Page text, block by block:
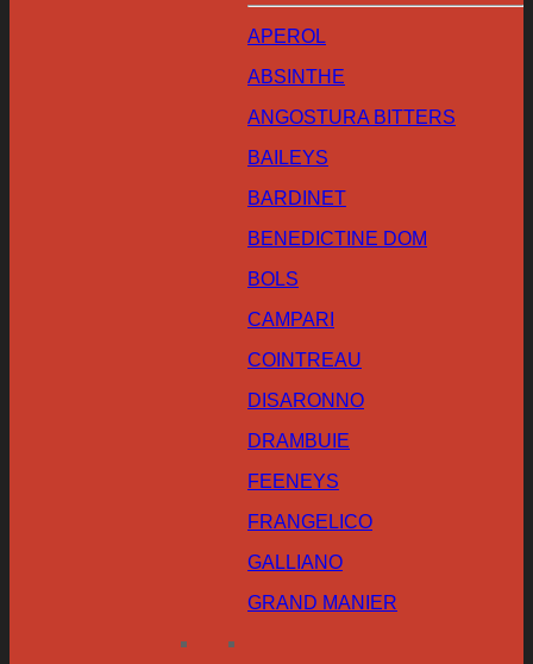
APEROL
ABSINTHE
ANGOSTURA BITTERS
BAILEYS
BARDINET
BENEDICTINE DOM
BOLS
CAMPARI
COINTREAU
DISARONNO
DRAMBUIE
FEENEYS
FRANGELICO
GALLIANO
GRAND MANIER